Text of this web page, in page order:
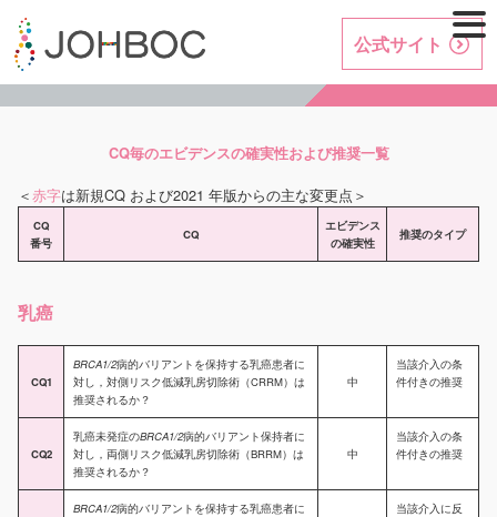
公式サイト
CQ毎のエビデンスの確実性および推奨一覧
＜赤字は新規CQ および2021 年版からの主な変更点＞
CQ
番号
CQ
エビデンス
の確実性
推奨のタイプ
乳癌
CQ1
BRCA1/2病的バリアントを保持する乳癌患者に
対し，対側リスク低減乳房切除術（CRRM）は
推奨されるか？
中
当該介入の条
件付きの推奨
CQ2
乳癌未発症のBRCA1/2病的バリアント保持者に
対し，両側リスク低減乳房切除術（BRRM）は
推奨されるか？
中
当該介入の条
件付きの推奨
BRCA1/2病的バリアントを保持する乳癌患者に
当該介入に反